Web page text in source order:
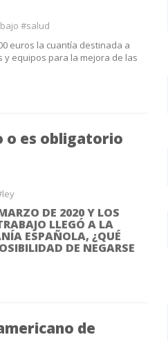
#salud
euros la cuantía destinada a
equipos para la mejora de las
o es obligatorio
DE 2020 Y LOS
LLEGÓ A LA
ESPAÑOLA, ¿QUÉ
DE NEGARSE
de